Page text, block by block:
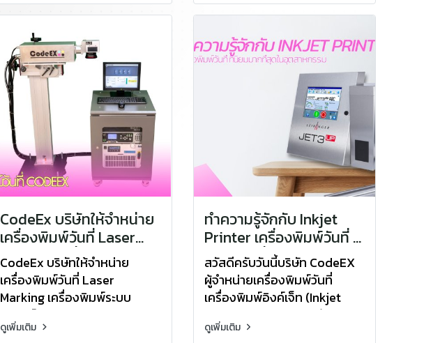
CodeEx บริษัทให้จำหน่าย
เครื่องพิมพ์วันที่ Laser
Marking เครื่องพิมพ์ระบบ
เลเซอร์ ระบบ UV
CodeEx บริษัทให้จำหน่าย
เครื่องพิมพ์วันที่ Laser
Marking เครื่องพิมพ์ระบบ
เลเซอร์
ดูเพิ่มเติม
ทำความรู้จักกับ Inkjet
Printer เครื่องพิมพ์วันที่ ที่
นิยมมากที่สุดใน
อุตสาหกรรม
สวัสดีครับวันนี้บริษัท CodeEX
ผู้จำหน่ายเครื่องพิมพ์วันที่
เครื่องพิมพ์อิงค์เจ็ท (Inkjet
Printer) จะมาบอกเล่าถึงความ
หมายของ เครื่องพิมวันที่ และ
ดูเพิ่มเติม